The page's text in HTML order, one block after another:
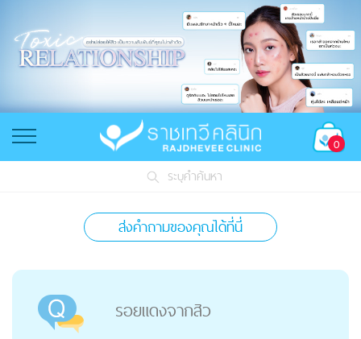
0
ระบุคำค้นหา
ส่งคำถามของคุณได้ที่นี่
รอยแดงจากสิว